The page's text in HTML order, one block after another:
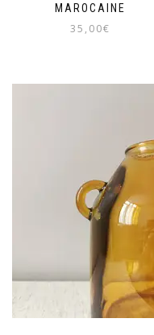
MAROCAINE
35,00€